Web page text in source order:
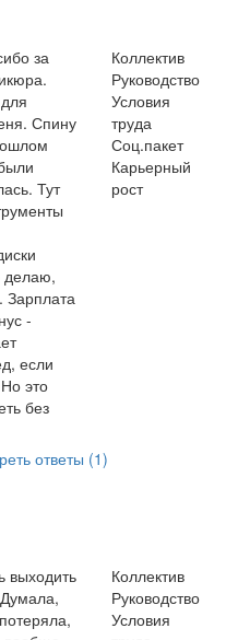
за
Спину
Тут
делаю,
Зарплата
-
если
это
без
Коллектив
Руководство
Условия
труда
Соц.пакет
Карьерный
рост
ответы (1)
выходить
Коллектив
Руководство
Условия